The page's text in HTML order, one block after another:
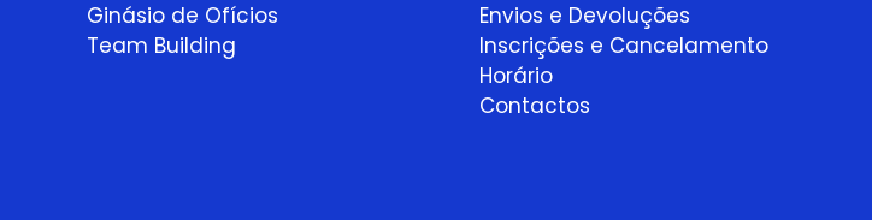
Ginásio de Ofícios
Team Building
Envios e Devoluções
Inscrições e Cancelamento
Horário
Contactos